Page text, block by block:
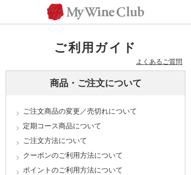
ご利用ガイド
よくあるご質問
商品・ご注文について
ご注文商品の変更／売切れについて
定期コース商品について
ご注文方法について
クーポンのご利用方法について
ポイントのご利用方法について